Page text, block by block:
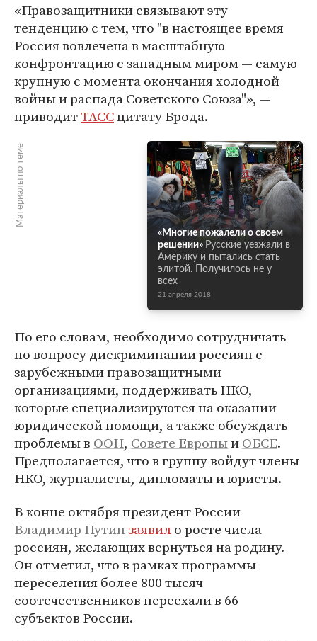
«Правозащитники связывают эту
тенденцию с тем, что "в настоящее время
Россия вовлечена в масштабную
конфронтацию с западным миром — самую
крупную с момента окончания холодной
войны и распада Советского Союза"», —
приводитТАССцитату Брода.
Материалы по теме
«Многие пожалели о своем
решении» Русские уезжали в
Америку и пытались стать
элитой. Получилось не у
всех
21 апреля 2018
По его словам, необходимо сотрудничать
по вопросу дискриминации россиян с
зарубежными правозащитными
организациями, поддерживать НКО,
которые специализируются на оказании
юридической помощи, а также обсуждать
проблемы в ООН, Совете ЕвропыиОБСЕ.
Предполагается, что в группу войдут члены
НКО, журналисты, дипломаты и юристы.
В конце октября президент России
Владимир Путинзаявило росте числа
россиян, желающих вернуться на родину.
Он отметил, что в рамках программы
переселения более 800 тысяч
соотечественников переехали в 66
субъектов России.